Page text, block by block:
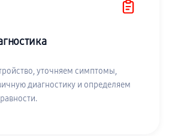
уточняем симптомы,
диагностику и определяем